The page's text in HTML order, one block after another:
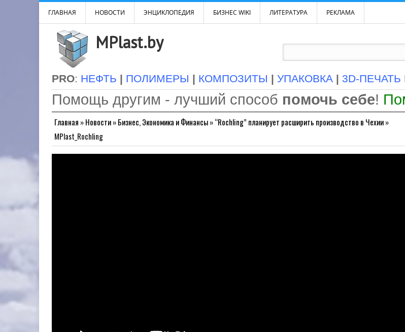
ГЛАВНАЯ НОВОСТИ ЭНЦИКЛОПЕДИЯ БИЗНЕС WIKI ЛИТЕРАТУРА РЕКЛАМА
MPlast.by
PRO: НЕФТЬ | ПОЛИМЕРЫ | КОМПОЗИТЫ | УПАКОВКА | 3D-ПЕЧАТЬ
Помощь другим - лучший способ помочь себе!
Главная »Новости»Бизнес, Экономика и Финансы»“Rochling” планирует расширить производство в Чехии»
MPlast_Rochling